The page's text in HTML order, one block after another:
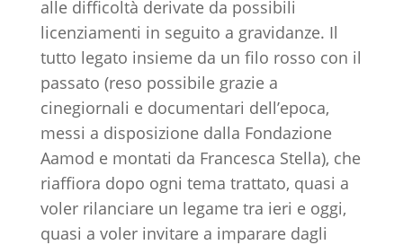
alle difficoltà derivate da possibili
licenziamenti in seguito a gravidanze. Il
tutto legato insieme da un filo rosso con il
passato (reso possibile grazie a
cinegiornali e documentari dell’epoca,
messi a disposizione dalla Fondazione
Aamod e montati da Francesca Stella), che
riaffiora dopo ogni tema trattato, quasi a
voler rilanciare un legame tra ieri e oggi,
quasi a voler invitare a imparare dagli